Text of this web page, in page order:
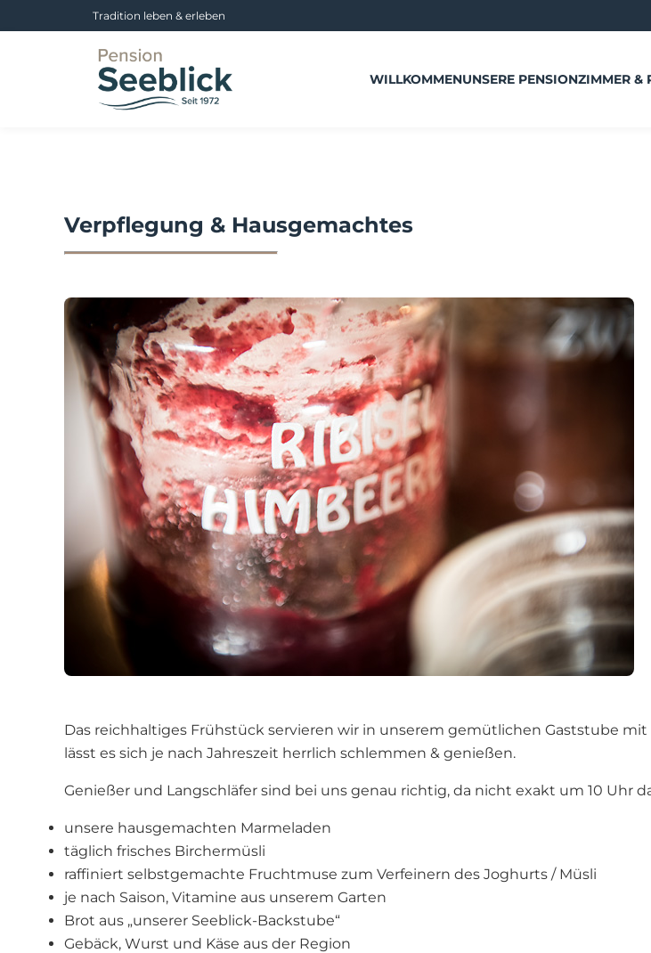
Tradition leben & erleben
WILLKOMMENUNSERE PENSIONZIMMER &
Verpflegung & Hausgemachtes
Das reichhaltiges Frühstück servieren wir in unserem gemütlichen Gaststube mit
lässt es sich je nach Jahreszeit herrlich schlemmen & genießen.
Genießer und Langschläfer sind bei uns genau richtig, da nicht exakt um 10 Uhr
unsere hausgemachten Marmeladen
täglich frisches Birchermüsli
raffiniert selbstgemachte Fruchtmuse zum Verfeinern des Joghurts / Müsli
je nach Saison, Vitamine aus unserem Garten
Brot aus „unserer Seeblick-Backstube“
Gebäck, Wurst und Käse aus der Region